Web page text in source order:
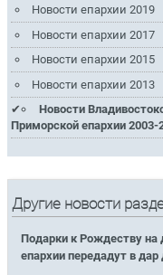
Новости епархии 2019
Новости епархии 2017
Новости епархии 2015
Новости епархии 2013
Новости
Приморской епархии 2003-
Другие новости
Подарки к Рождеству на
епархии передадут в